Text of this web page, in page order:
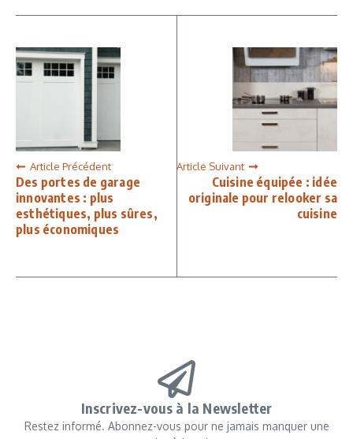
Article Précédent
Des portes de garage
innovantes : plus
esthétiques, plus sûres,
plus économiques
Article Suivant
Cuisine équipée : idée
originale pour relooker sa
cuisine
Inscrivez-vous à la Newsletter
Restez informé. Abonnez-vous pour ne jamais manquer une